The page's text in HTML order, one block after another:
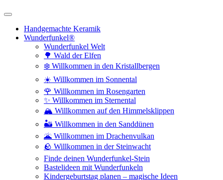
Handgemachte Keramik
Wunderfunkel®
Wunderfunkel Welt
🌳 Wald der Elfen
❄️ Willkommen in den Kristallbergen
☀️ Willkommen im Sonnental
🌹 Willkommen im Rosengarten
✨ Willkommen im Sternental
🏔️ Willkommen auf den Himmelsklippen
🏜️ Willkommen in den Sanddünen
🌋 Willkommen im Drachenvulkan
🪨 Willkommen in der Steinwacht
Finde deinen Wunderfunkel-Stein
Bastelideen mit Wunderfunkeln
Kindergeburtstag planen – magische Ideen